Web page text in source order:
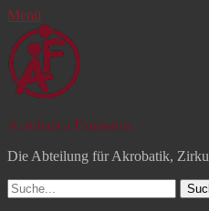
Menü
Acrobatica Fantastica
Die Abteilung für Akrobatik,
Suchen
nach: